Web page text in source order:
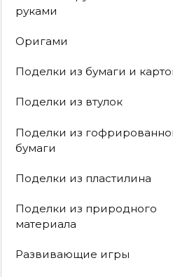
руками
Оригами
Поделки из бумаги и
Поделки из втулок
Поделки из
бумаги
Поделки из пластилина
Поделки из природного
материала
Развивающие игры